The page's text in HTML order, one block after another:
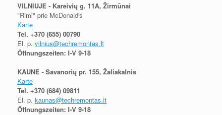
VILNIUJE - Kareivių g. 11A, Žirmūnai
"Rimi" prie McDonald's
Karte
Tel. +370 (655) 00790
El. p. vilnius@techremontas.lt
Öffnungszeiten: I-V 9-18
KAUNE - Savanorių pr. 155, Žaliakalnis
Karte
Tel. +370 (684) 09811
El. p. kaunas@techremontas.lt
Öffnungszeiten: I-V 9-18